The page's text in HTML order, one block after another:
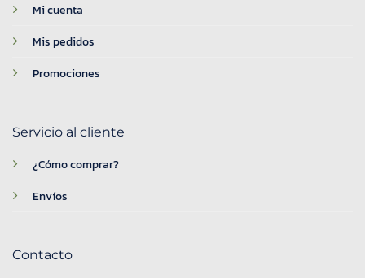
Mi cuenta
Mis pedidos
Promociones
Servicio al cliente
¿Cómo comprar?
Envíos
Contacto